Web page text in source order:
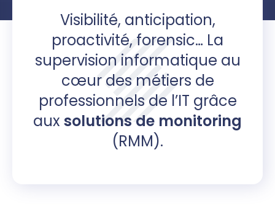
Visibilité, anticipation,
proactivité, forensic… La
supervision informatique au
cœur des métiers de
professionnels de l’IT grâce
aux solutions de monitoring
(RMM).